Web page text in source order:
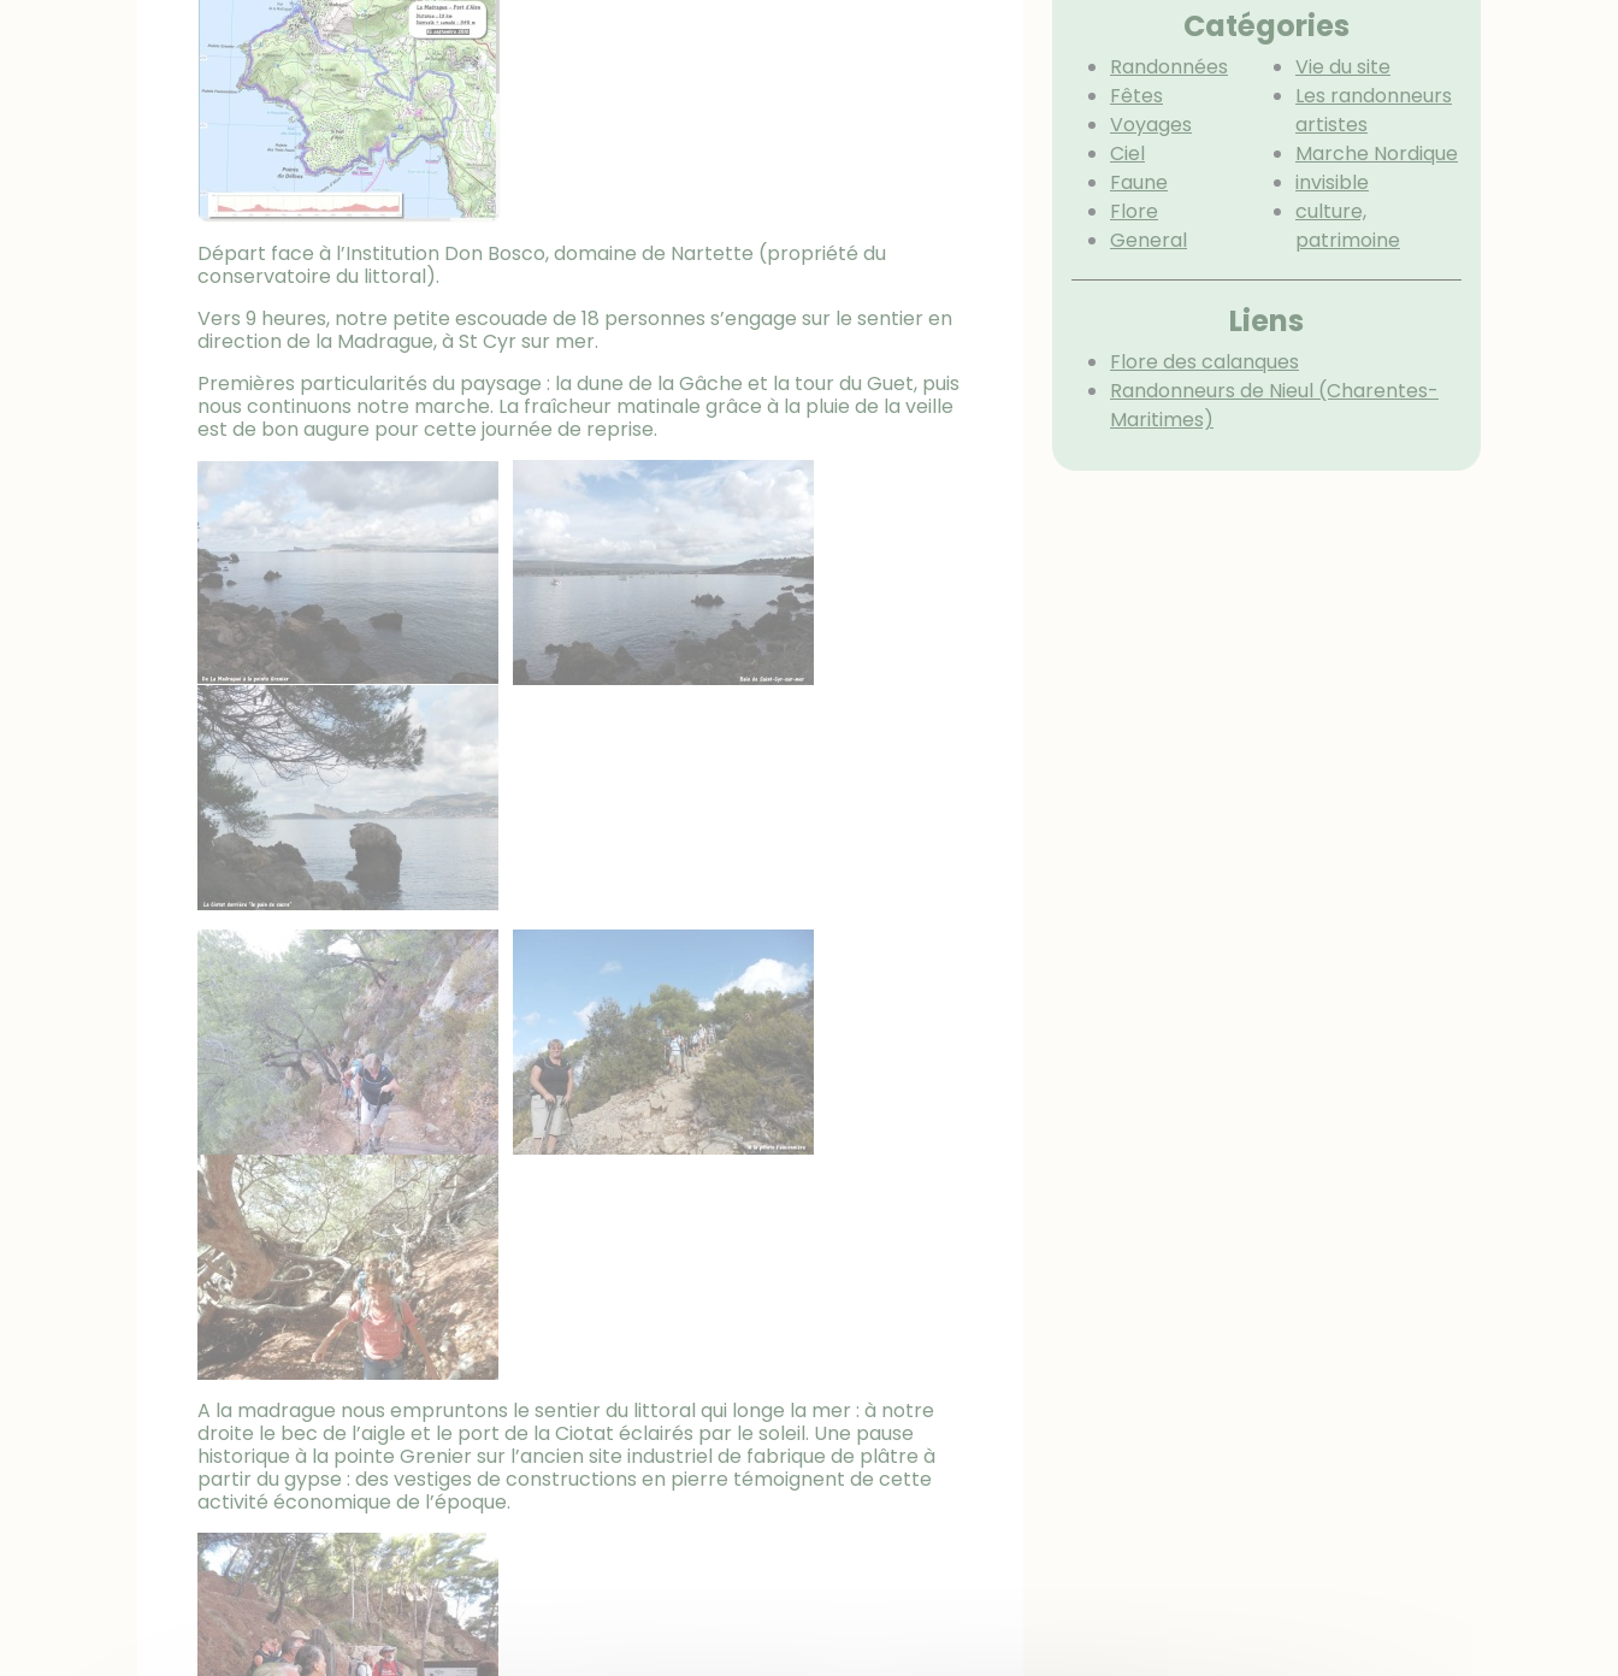
Départ face à l’Institution Don Bosco, domaine de Nartette (propriété du
conservatoire du littoral).
Vers 9 heures, notre petite escouade de 18 personnes s’engage sur le sentier en
direction de la Madrague, à St Cyr sur mer.
Premières particularités du paysage : la dune de la Gâche et la tour du Guet, puis
nous continuons notre marche. La fraîcheur matinale grâce à la pluie de la veille
est de bon augure pour cette journée de reprise.
A la madrague nous empruntons le sentier du littoral qui longe la mer : à notre
droite le bec de l’aigle et le port de la Ciotat éclairés par le soleil. Une pause
historique à la pointe Grenier sur l’ancien site industriel de fabrique de plâtre à
partir du gypse : des vestiges de constructions en pierre témoignent de cette
activité économique de l’époque.
Catégories
Randonnées
Fêtes
Voyages
Ciel
Faune
Flore
General
Vie du site
Les randonneurs
artistes
Marche Nordique
invisible
culture,
patrimoine
Menu extra
Liens
Flore des calanques
Randonneurs de Nieul (Charentes-
Maritimes)